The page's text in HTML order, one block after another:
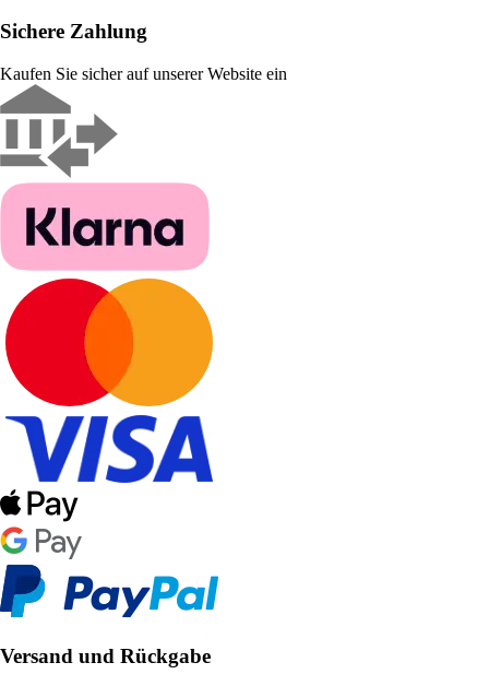
Sichere Zahlung
Kaufen Sie sicher auf unserer Website ein
Versand und Rückgabe